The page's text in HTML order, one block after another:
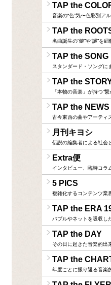
TAP the
音楽の“色”気〜色彩別ア
TAP the
名曲誕生の“鍵”や“謎”を
TAP the SONG
スタンダード・ソングに
TAP the
「本物の音楽」が持つ“繋
TAP the NEWS
古今東西の曲やアーティ
月刊キヨシ
伝説の編集者による社会
Extra便
インタビュー、臨時コラ
5 PICS
複雑化するコンテンツ業
TAP the ERA
バブルやネットを吸収し
TAP the DAY
その日に起きた音楽的出
TAP the
年度ごとに振り返る音楽